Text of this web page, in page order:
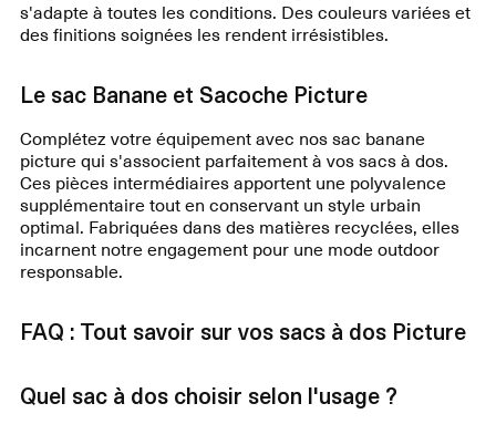
s'adapte à toutes les conditions. Des couleurs variées et
des finitions soignées les rendent irrésistibles.
Le sac Banane et Sacoche Picture
Complétez votre équipement avec nos sac banane
picture qui s'associent parfaitement à vos sacs à dos.
Ces pièces intermédiaires apportent une polyvalence
supplémentaire tout en conservant un style urbain
optimal. Fabriquées dans des matières recyclées, elles
incarnent notre engagement pour une mode outdoor
responsable.
FAQ : Tout savoir sur vos sacs à dos Picture
Quel sac à dos choisir selon l'usage ?